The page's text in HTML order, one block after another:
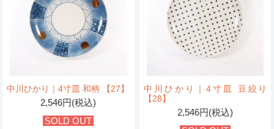
中川ひかり｜4寸皿 和柄 【27】
2,546円(税込)
SOLD OUT
中川ひかり｜4寸皿 豆絞り
【28】
2,546円(税込)